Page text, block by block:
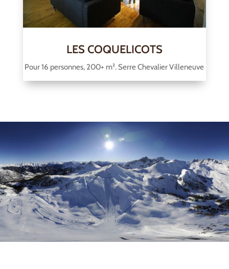
LES COQUELICOTS
Pour 16 personnes, 200+ m². Serre Chevalier Villeneuve